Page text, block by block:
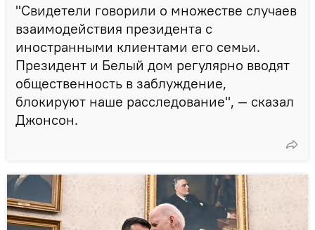
"Свидетели говорили о множестве случаев
взаимодействия президента с
иностранными клиентами его семьи.
Президент и Белый дом регулярно вводят
общественность в заблуждение,
блокируют наше расследование", — сказал
Джонсон.